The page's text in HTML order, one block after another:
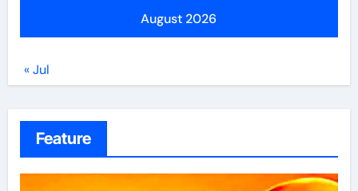
August 2026
« Jul
Feature